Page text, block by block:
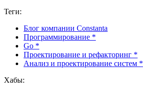
Теги:
Блог компании Constanta
Программирование *
Go *
Проектирование и рефакторинг *
Анализ и проектирование систем *
Хабы: